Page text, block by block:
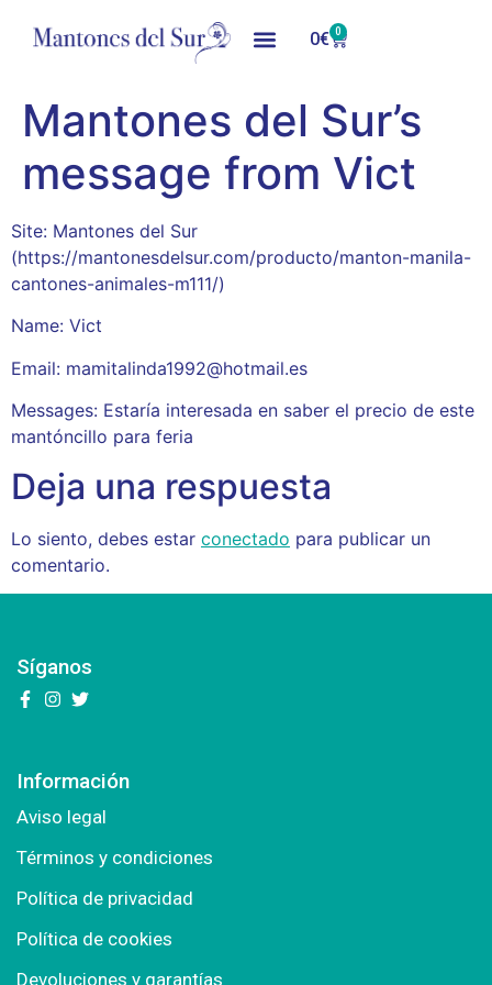
0€ 0
Mantones del Sur’s
message from Vict
Site: Mantones del Sur
(https://mantonesdelsur.com/producto/manton-manila-
cantones-animales-m111/)
Name: Vict
Email: mamitalinda1992@hotmail.es
Messages: Estaría interesada en saber el precio de este
mantóncillo para feria
Deja una respuesta
Lo siento, debes estar conectado para publicar un
comentario.
Síganos
Información
Aviso legal
Términos y condiciones
Política de privacidad
Política de cookies
Devoluciones y garantías